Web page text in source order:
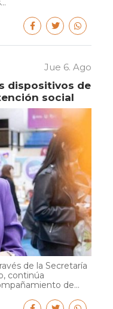
Jue 6. Ago
dispositivos de
social
de la Secretaría
continúa
de...